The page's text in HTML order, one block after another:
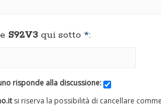
S92V3 qui sotto *:
risponde alla discussione:
si riserva la possibilità di cancellare